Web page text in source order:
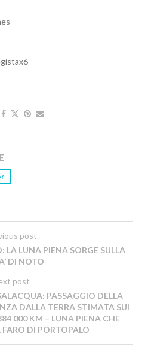
post
LUNA PIENA SORGE SULLA
DI NOTO
post
PASSAGGIO DELLA
DALLA TERRA STIMATA SUI
000 KM – LUNA PIENA CHE
FARO DI PORTOPALO